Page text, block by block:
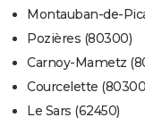
Montauban-de-
Pozières (80300)
Carnoy-Mametz
Courcelette
Le Sars (62450)